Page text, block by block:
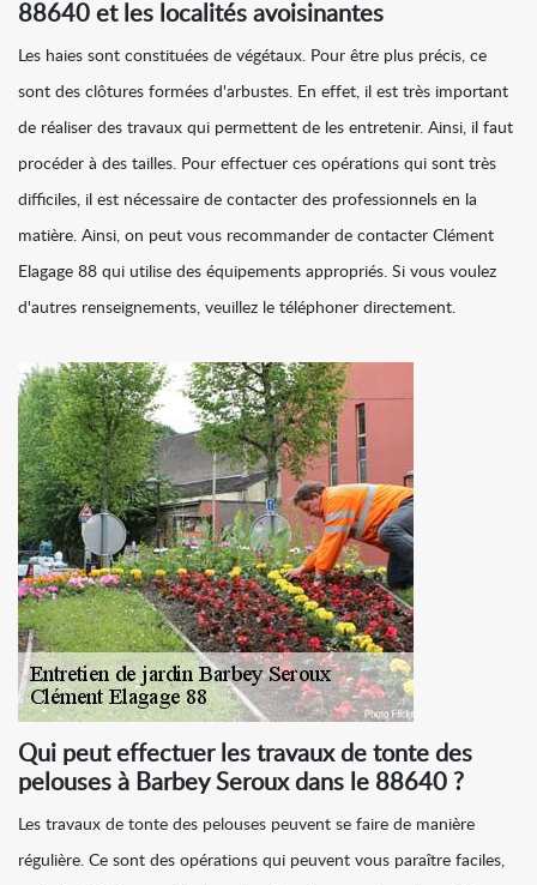
88640 et les localités avoisinantes
Les haies sont constituées de végétaux. Pour être plus précis, ce
sont des clôtures formées d'arbustes. En effet, il est très important
de réaliser des travaux qui permettent de les entretenir. Ainsi, il faut
procéder à des tailles. Pour effectuer ces opérations qui sont très
difficiles, il est nécessaire de contacter des professionnels en la
matière. Ainsi, on peut vous recommander de contacter Clément
Elagage 88 qui utilise des équipements appropriés. Si vous voulez
d'autres renseignements, veuillez le téléphoner directement.
Qui peut effectuer les travaux de tonte des
pelouses à Barbey Seroux dans le 88640 ?
Les travaux de tonte des pelouses peuvent se faire de manière
régulière. Ce sont des opérations qui peuvent vous paraître faciles,